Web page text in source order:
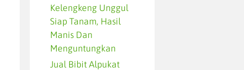
Kelengkeng Unggul
Siap Tanam, Hasil
Manis Dan
Menguntungkan
Jual Bibit Alpukat